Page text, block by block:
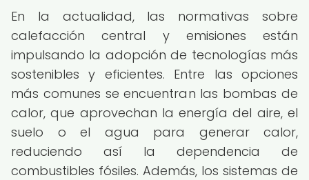
En la actualidad, las normativas sobre
calefacción central y emisiones están
impulsando la adopción de tecnologías más
sostenibles y eficientes. Entre las opciones
más comunes se encuentran las bombas de
calor, que aprovechan la energía del aire, el
suelo o el agua para generar calor,
reduciendo así la dependencia de
combustibles fósiles. Además, los sistemas de